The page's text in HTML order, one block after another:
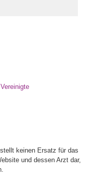
keinen Ersatz für das
und dessen Arzt dar,